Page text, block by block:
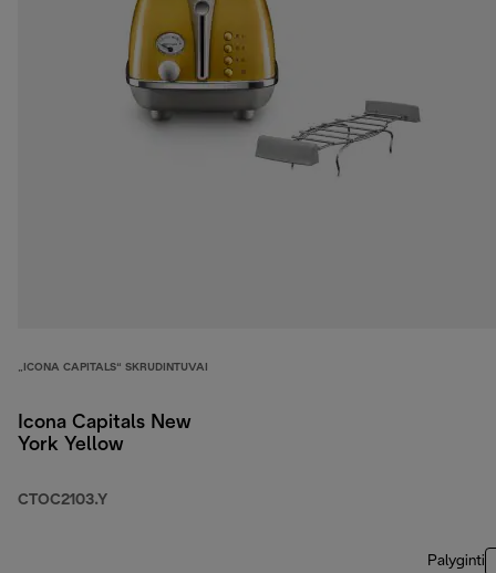
„ICONA CAPITALS“ SKRUDINTUVAI
Icona Capitals New
York Yellow
CTOC2103.Y
Palyginti